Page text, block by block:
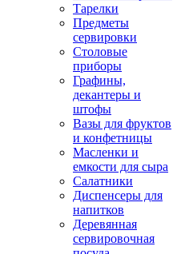
Тарелки
Предметы
сервировки
Столовые
приборы
Графины,
декантеры и
штофы
Вазы для фруктов
и конфетницы
Масленки и
емкости для сыра
Салатники
Диспенсеры для
напитков
Деревянная
сервировочная